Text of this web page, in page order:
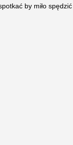
by miło spędzić